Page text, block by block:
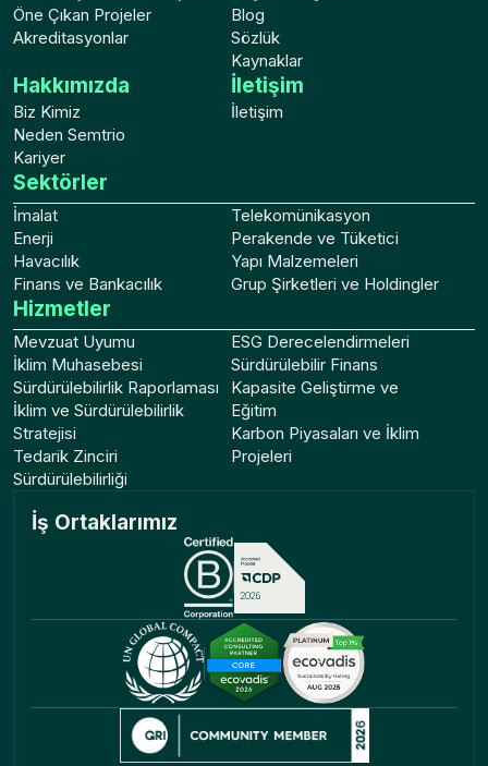
Hizmetler
Mevzuat Uyumu
İklim Muhasebesi
Sürdürülebilirlik Raporlaması
İklim ve Sürdürülebilirlik
Stratejisi
Tedarik Zinciri
Sürdürülebilirliği
ESG Derecelendirmeleri
Sürdürülebilir Finans
Kapasite Geliştirme ve
Eğitim
Karbon Piyasaları ve İklim
Projeleri
Sektörler
İmalat
Enerji
Havacılık
Finans ve Bankacılık
Telekomünikasyon
Perakende ve Tüketici
Yapı Malzemeleri
Grup Şirketleri ve Holdingler
Öne Çıkan Projeler
Akreditasyonlar
Blog
Sözlük
Kaynaklar
Hakkımızda
Biz Kimiz
Neden Semtrio
Kariyer
İletişim
İletişim
İş Ortaklarımız